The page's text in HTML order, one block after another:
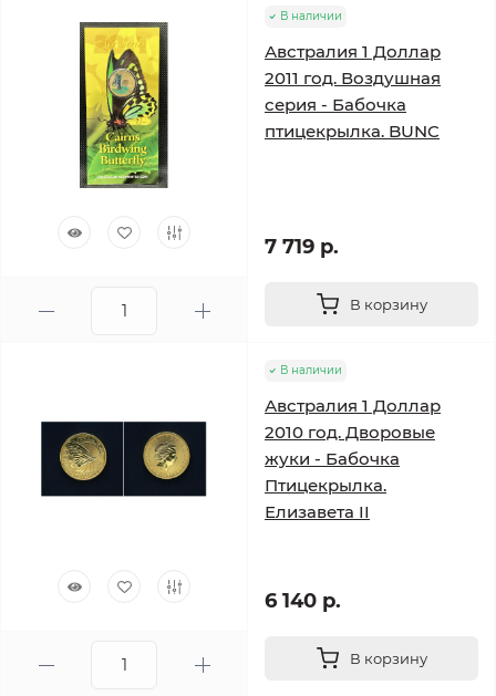
В наличии
Австралия 1 Доллар
2011 год. Воздушная
серия - Бабочка
птицекрылка. BUNC
7 719 р.
В корзину
В наличии
Австралия 1 Доллар
2010 год. Дворовые
жуки - Бабочка
Птицекрылка.
Елизавета II
6 140 р.
В корзину